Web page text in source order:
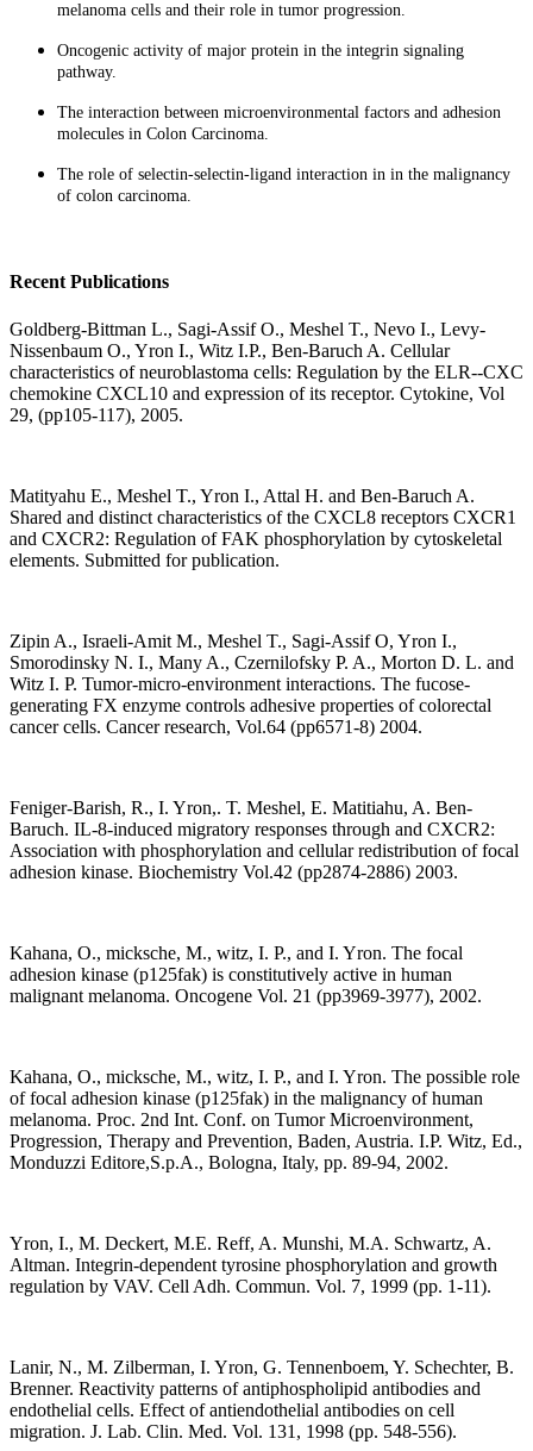
melanoma cells and their role in tumor progression.
Oncogenic activity of major protein in the integrin signaling
pathway.
The interaction between microenvironmental factors and adhesion
molecules in Colon Carcinoma.
The role of selectin-selectin-ligand interaction in in the malignancy
of colon carcinoma.
Recent Publications
Goldberg-Bittman L., Sagi-Assif O., Meshel T., Nevo I., Levy-
Nissenbaum O., Yron I., Witz I.P., Ben-Baruch A. Cellular
characteristics of neuroblastoma cells: Regulation by the ELR--CXC
chemokine CXCL10 and expression of its receptor. Cytokine, Vol
29, (pp105-117), 2005.
Matityahu E., Meshel T., Yron I., Attal H. and Ben-Baruch A.
Shared and distinct characteristics of the CXCL8 receptors CXCR1
and CXCR2: Regulation of FAK phosphorylation by cytoskeletal
elements. Submitted for publication.
Zipin A., Israeli-Amit M., Meshel T., Sagi-Assif O, Yron I.,
Smorodinsky N. I., Many A., Czernilofsky P. A., Morton D. L. and
Witz I. P. Tumor-micro-environment interactions. The fucose-
generating FX enzyme controls adhesive properties of colorectal
cancer cells. Cancer research, Vol.64 (pp6571-8) 2004.
Feniger-Barish, R., I. Yron,. T. Meshel, E. Matitiahu, A. Ben-
Baruch. IL-8-induced migratory responses through and CXCR2:
Association with phosphorylation and cellular redistribution of focal
adhesion kinase. Biochemistry Vol.42 (pp2874-2886) 2003.
Kahana, O., micksche, M., witz, I. P., and I. Yron. The focal
adhesion kinase (p125fak) is constitutively active in human
malignant melanoma. Oncogene Vol. 21 (pp3969-3977), 2002.
Kahana, O., micksche, M., witz, I. P., and I. Yron. The possible role
of focal adhesion kinase (p125fak) in the malignancy of human
melanoma. Proc. 2nd Int. Conf. on Tumor Microenvironment,
Progression, Therapy and Prevention, Baden, Austria. I.P. Witz, Ed.,
Monduzzi Editore,S.p.A., Bologna, Italy, pp. 89-94, 2002.
Yron, I., M. Deckert, M.E. Reff, A. Munshi, M.A. Schwartz, A.
Altman. Integrin-dependent tyrosine phosphorylation and growth
regulation by VAV. Cell Adh. Commun. Vol. 7, 1999 (pp. 1-11).
Lanir, N., M. Zilberman, I. Yron, G. Tennenboem, Y. Schechter, B.
Brenner. Reactivity patterns of antiphospholipid antibodies and
endothelial cells. Effect of antiendothelial antibodies on cell
migration. J. Lab. Clin. Med. Vol. 131, 1998 (pp. 548-556).